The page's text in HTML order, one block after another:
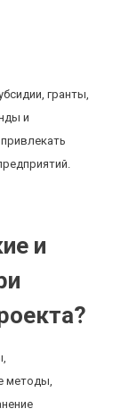
гранты,
и
и
методы,